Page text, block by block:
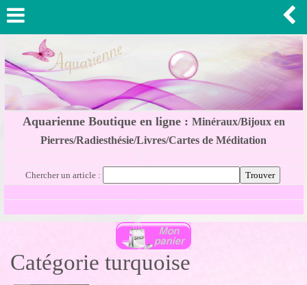
Aquarienne Boutique en ligne : Minéraux/Bijoux en
Pierres/Radiesthésie/Livres/Cartes de Méditation
Chercher un article :
Catégorie turquoise